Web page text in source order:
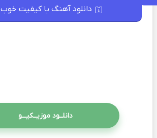
دانلود آهنگ با کیفیت خوب 128
دانلــود موزیــکیـــو